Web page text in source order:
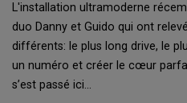
L'installation ultramoderne
duo Danny et Guido qui ont
différents: le plus long drive, le
un numéro et créer le cœur
s’est passé ici…